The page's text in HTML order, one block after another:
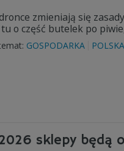
zmieniają się
o część butelek po
GOSPODARKA POLSKA
sklepy będą